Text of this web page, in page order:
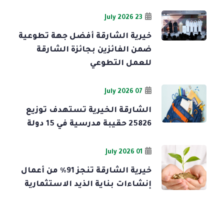
23 July 2026
خيرية الشارقة أفضل جهة تطوعية
ضمن الفائزين بجائزة الشارقة
للعمل التطوعي
07 July 2026
الشارقة الخيرية تستهدف توزيع
25826 حقيبة مدرسية في 15 دولة
01 July 2026
خيرية الشارقة تنجز 91% من أعمال
إنشاءات بناية الذيد الاستثمارية